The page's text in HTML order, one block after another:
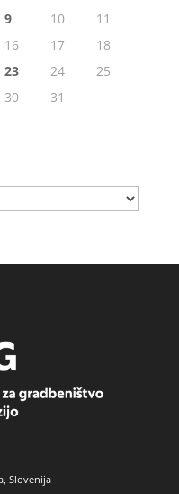
9 10
11
16 17
18
23 24
25
30
31
Slovenija